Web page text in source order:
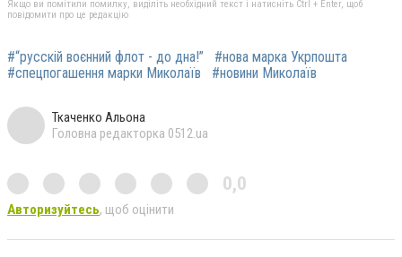
Якщо ви помітили помилку, виділіть необхідний текст і натисніть Ctrl + Enter, щоб
повідомити про це редакцію
#“русскій воєнний флот - до дна!”
#нова марка Укрпошта
#спецпогашення марки Миколаїв
#новини Миколаїв
Ткаченко Альона
Головна редакторка 0512.ua
0,0
Авторизуйтесь, щоб оцінити